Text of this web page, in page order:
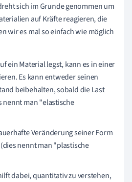
sich im Grunde genommen um
auf Kräfte reagieren, die
wir es mal so einfach wie möglich
ein Material legst, kann es in einer
Es kann entweder seinen
beibehalten, sobald die Last
man "elastische
Veränderung seiner Form
nennt man "plastische
dabei, quantitativ zu verstehen,